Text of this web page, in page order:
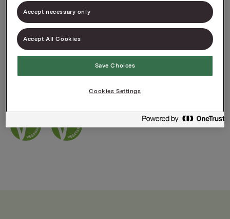
TORO boller gir deg vellykkede boller hver gang!
Med en enkel fremgangsmåte og en deig som
ikke klisser blir bakeprosessen lett som en lek.
Resultatet er luftige, myke og velduftende boller.
Gjær følger med i pakken så her trenger du kun å
tilsette vann og olje. TORO Hveteboller gir ca. 12
Accept necessary only
Accept All Cookies
Save Choices
Cookies Settings